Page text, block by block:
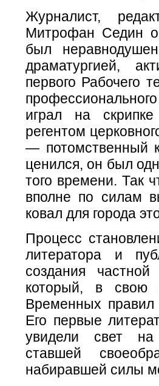
Журналист,
Митрофан Седин
был
драматургией,
первого Рабочего
играл на
регентом
— потомственный
ценился, он был
того времени. Так
вполне по силам
ковал для города
Процесс
литератора и
создания
который, в свою
Временных правил
Его первые
увидели свет на
ставшей
набиравшей силы